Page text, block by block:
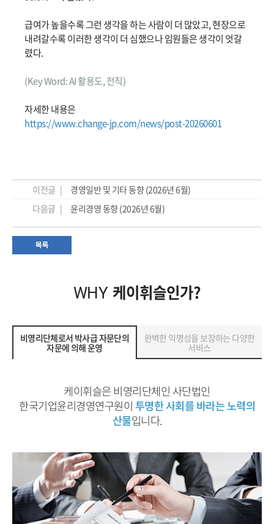
급여가 높을수록 그런 생각을 하는 사람이 더 많았고, 현장으로
내려갈수록 이러한 생각이 더 심했으나 임원들은 생각이 엇갈
렸다.
(Key Word: AI 활용도, 전직)
자세한 내용은
https://www.change-jp.com/news/post-20260601
이전글 |
경영일반 및 기타 동향 (2026년 6월)
다음글 |
윤리경영 동향 (2026년 6월)
WHY 케이휘슬인가?
비영리단체로서 박사급 자문단의
자문에 의해 운영
완벽한 익명성을 보장하는 다양한
서비스
케이휘슬은 비영리단체인 사단법인
한국기업윤리경영연구원이투명한 사회를 바라는 노력의
산물입니다.